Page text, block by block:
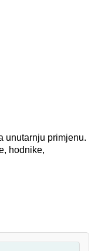
unutarnju primjenu.
hodnike,